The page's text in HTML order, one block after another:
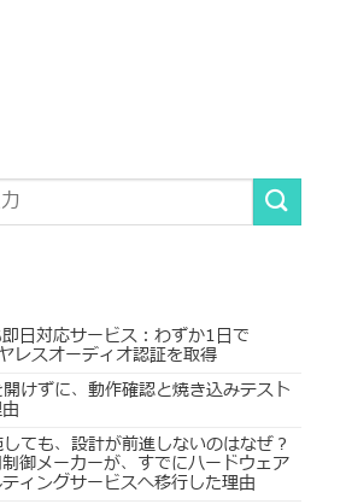
日対応サービス：わずか1日で
スオーディオ認証を取得
けずに、動作確認と焼き込みテスト
ても、設計が前進しないのはなぜ？
御メーカーが、すでにハードウェア
ィングサービスへ移行した理由